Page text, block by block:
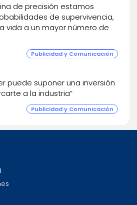
de precisión estamos
de supervivencia,
vida a un mayor número de
Publicidad y Comunicación
puede suponer una inversión
a la industria”
Publicidad y Comunicación